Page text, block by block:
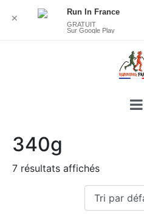
340g
7 résultats affichés
✕
Run In France
GRATUIT
Sur Google Play